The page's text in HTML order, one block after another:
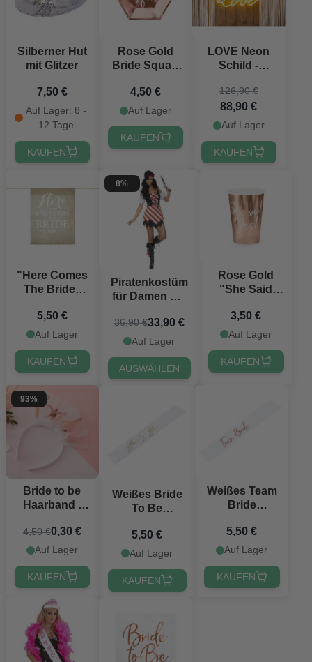
Silberner Hut
mit Glitzer
7,50 €
Auf Lager: 8 -
12 Tage
KAUFEN
Rose Gold
Bride Squad
23 cm
4,50 €
Auf Lager
KAUFEN
LOVE Neon
Schild -
126,90 €
88,90 €
Auf Lager
KAUFEN
"Here Comes
The Bride"
51 cm
5,50 €
Auf Lager
KAUFEN
8%
Piratenkostüm
für Damen mit
Details
36,90 €33,90 €
Auf Lager
AUSWÄHLEN
Rose Gold
"She Said
Papptassen
6x - 220 ml
3,50 €
Auf Lager
KAUFEN
93%
Bride to be
Haarband -
4,50 €0,30 €
Auf Lager
KAUFEN
Weißes Bride
To Be
mit Gold
Schrift - 75 cm
5,50 €
Auf Lager
KAUFEN
Weißes Team
Bride
mit
Roségoldener
5,50 €
Auf Lager
KAUFEN